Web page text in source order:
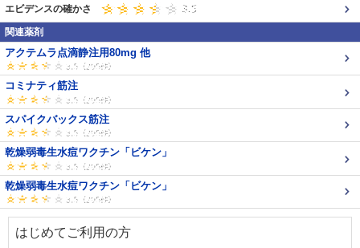
エビデンスの確かさ
関連薬剤
アクテムラ点滴静注用80mg 他
コミナティ筋注
スパイクバックス筋注
乾燥弱毒生水痘ワクチン「ビケン」
乾燥弱毒生水痘ワクチン「ビケン」
はじめてご利用の方